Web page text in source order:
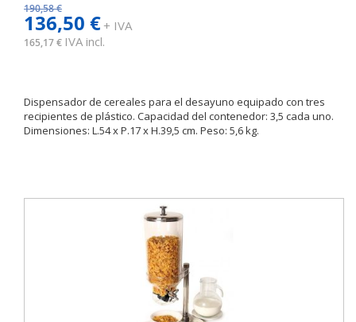
190,58 €
136,50 €+ IVA
165,17 € IVA incl.
Dispensador de cereales para el desayuno equipado con tres
recipientes de plástico. Capacidad del contenedor: 3,5 cada uno.
Dimensiones: L.54 x P.17 x H.39,5 cm. Peso: 5,6 kg.